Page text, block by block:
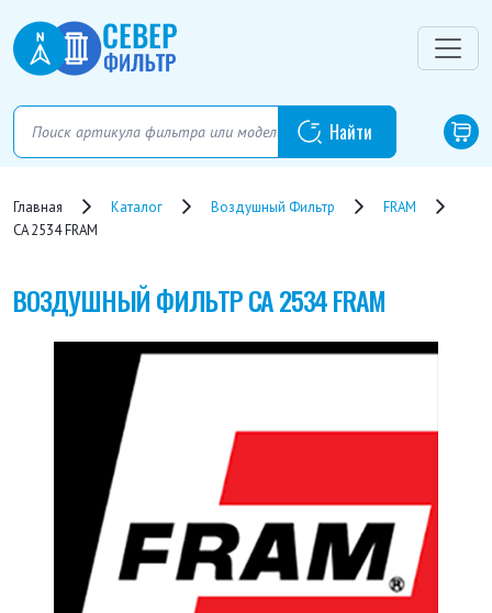
Главная Каталог Воздушный Фильтр
FRAM
CA 2534 FRAM
ВОЗДУШНЫЙ ФИЛЬТРCA 2534 FRAM